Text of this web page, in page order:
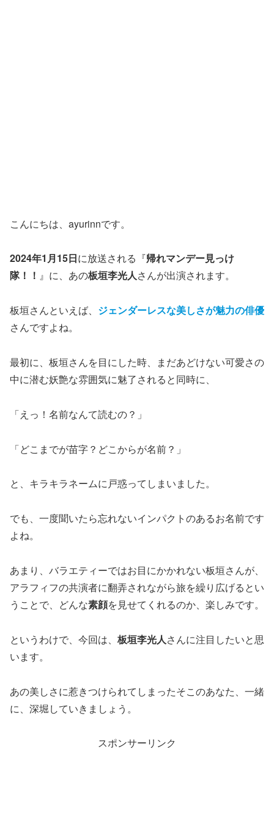
こんにちは、ayurinnです。
2024年1月15日に放送される『帰れマンデー見っけ
隊！！ 』に、あの板垣李光人さんが出演されます。
板垣さんといえば、 ジェンダーレスな美しさが魅力の俳優
さんですよね。
最初に、板垣さんを目にした時、まだあどけない可愛さの
中に潜む妖艶な雰囲気に魅了されると同時に、
「えっ！名前なんて読むの？」
「どこまでが苗字？どこからが名前？」
と、キラキラネームに戸惑ってしまいました。
でも、一度聞いたら忘れないインパクトのあるお名前です
よね。
あまり、バラエティーではお目にかかれない板垣さんが、
アラフィフの共演者に翻弄されながら旅を繰り広げるとい
うことで、どんな素顔を見せてくれるのか、楽しみです。
というわけで、今回は、 板垣李光人さんに注目したいと思
います。
あの美しさに惹きつけられてしまったそこのあなた、一緒
に、深堀していきましょう。
スポンサーリンク